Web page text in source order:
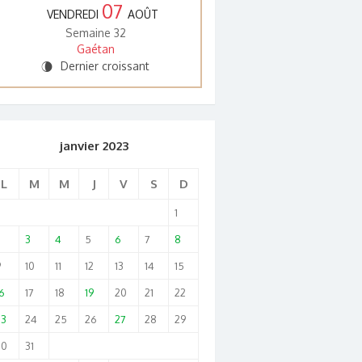
VENDREDI 07 AOÛT
Semaine 32
Gaétan
V Dernier croissant
janvier 2023
L M M J V S D
1
3 4 5 6 7 8
10 11 12 13 14 15
17 18 19 20 21 22
24 25 26 27 28 29
31